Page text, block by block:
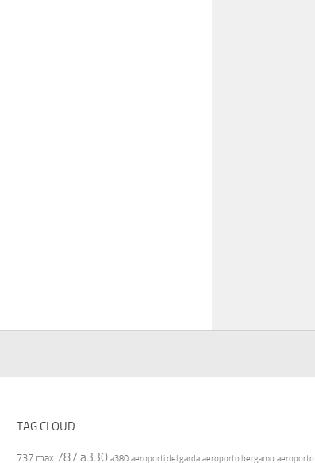
TAG CLOUD
737 max 787 a330 a380 aeroporti del garda aeroporto bergamo aeroporto